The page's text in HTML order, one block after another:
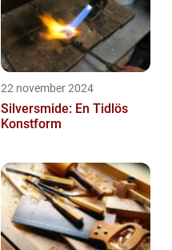
22 november 2024
Silversmide: En Tidlös
Konstform